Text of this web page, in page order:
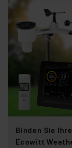
Binden Sie
Ecowitt